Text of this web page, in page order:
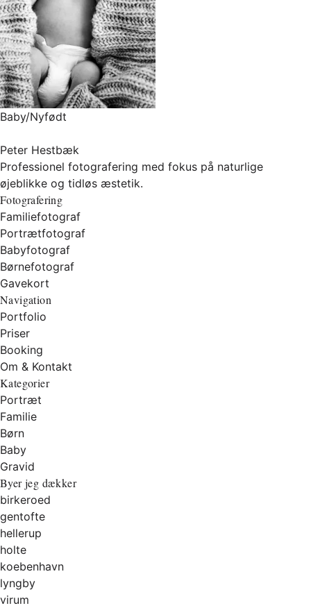
Baby/Nyfødt
Peter Hestbæk
Professionel fotografering med fokus på naturlige
øjeblikke og tidløs æstetik.
Fotografering
Familiefotograf
Portrætfotograf
Babyfotograf
Børnefotograf
Gavekort
Navigation
Portfolio
Priser
Booking
Om & Kontakt
Kategorier
Portræt
Familie
Børn
Baby
Gravid
Byer jeg dækker
birkeroed
gentofte
hellerup
holte
koebenhavn
lyngby
virum